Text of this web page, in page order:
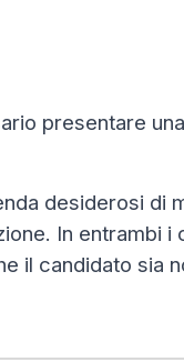
presentare
desiderosi di
In entrambi i
il candidato sia